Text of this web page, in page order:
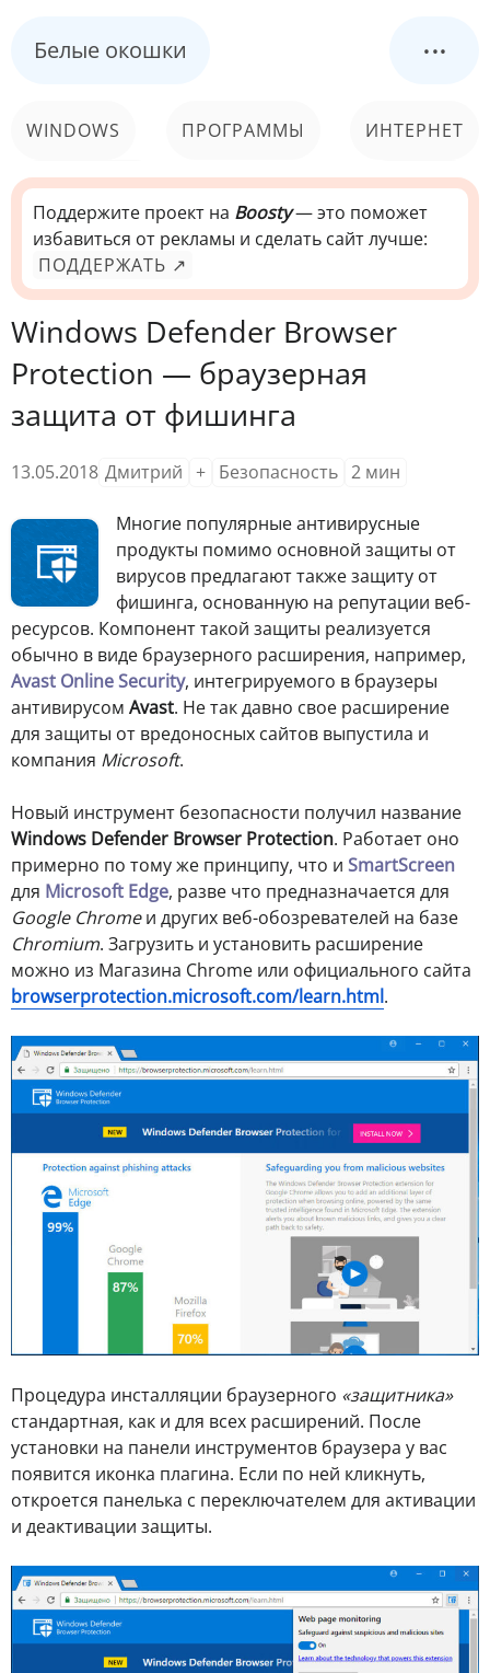
Белые окошки ...
WINDOWS ПРОГРАММЫ ИНТЕРНЕТ
КОМПЬЮТЕР
СИСТЕМА
Поддержите проект на Boosty— это поможет
избавиться от рекламы и сделать сайт лучше:
ПОДДЕРЖАТЬ ↗
Windows Defender Browser
Protection — браузерная
защита от фишинга
13.05.2018 Дмитрий + Безопасность 2 мин
Многие популярные антивирусные
продукты помимо основной защиты от
вирусов предлагают также защиту от
фишинга, основанную на репутации веб-
ресурсов. Компонент такой защиты реализуется
обычно в виде браузерного расширения, например,
Avast Online Security, интегрируемого в браузеры
антивирусом Avast. Не так давно свое расширение
для защиты от вредоносных сайтов выпустила и
компания Microsoft.
Новый инструмент безопасности получил название
Windows Defender Browser Protection. Работает оно
примерно по тому же принципу, что и SmartScreen
для Microsoft Edge, разве что предназначается для
Google Chromeи других веб-обозревателей на базе
Chromium. Загрузить и установить расширение
можно из Магазина Chrome или официального сайта
browserprotection.microsoft.com/learn.html.
Процедура инсталляции браузерного «защитника»
стандартная, как и для всех расширений. После
установки на панели инструментов браузера у вас
появится иконка плагина. Если по ней кликнуть,
откроется панелька с переключателем для активации
и деактивации защиты.